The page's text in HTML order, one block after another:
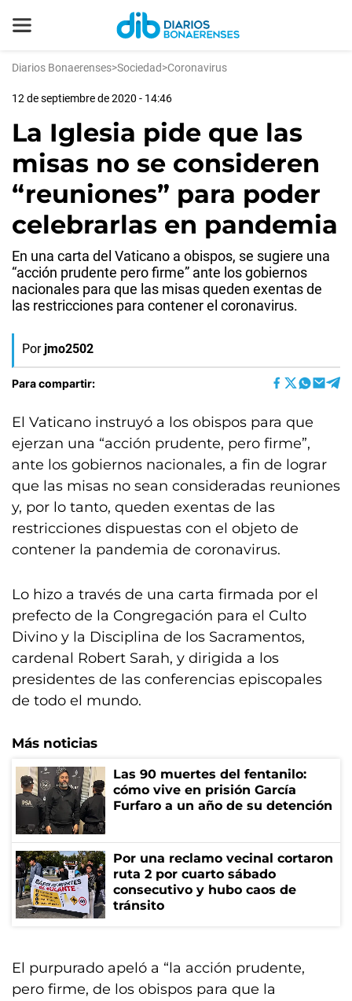
Diarios Bonaerenses>Sociedad>Coronavirus
12 de septiembre de 2020 - 14:46
La Iglesia pide que las
misas no se consideren
“reuniones” para poder
celebrarlas en pandemia
En una carta del Vaticano a obispos, se sugiere una
“acción prudente pero firme” ante los gobiernos
nacionales para que las misas queden exentas de
las restricciones para contener el coronavirus.
Por jmo2502
Para compartir:
El Vaticano instruyó a los obispos para que
ejerzan una “acción prudente, pero firme”,
ante los gobiernos nacionales, a fin de lograr
que las misas no sean consideradas reuniones
y, por lo tanto, queden exentas de las
restricciones dispuestas con el objeto de
contener la pandemia de coronavirus.
Lo hizo a través de una carta firmada por el
prefecto de la Congregación para el Culto
Divino y la Disciplina de los Sacramentos,
cardenal Robert Sarah, y dirigida a los
presidentes de las conferencias episcopales
de todo el mundo.
Más noticias
Las 90 muertes del fentanilo:
cómo vive en prisión García
Furfaro a un año de su detención
Por una reclamo vecinal cortaron
ruta 2 por cuarto sábado
consecutivo y hubo caos de
tránsito
El purpurado apeló a “la acción prudente,
pero firme, de los obispos para que la